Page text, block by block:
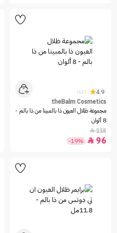
4.9
(62)
theBalm Cosmetics
مجموعة ظلال العيون ذا بالمبينا من ذا بالم -
8 ألوان
118

96

-19%